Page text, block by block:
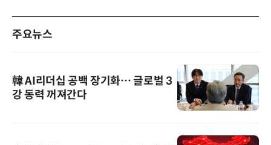
주요뉴스
韓 AI리더십 공백 장기화… 글로벌 3
강 동력 꺼져간다